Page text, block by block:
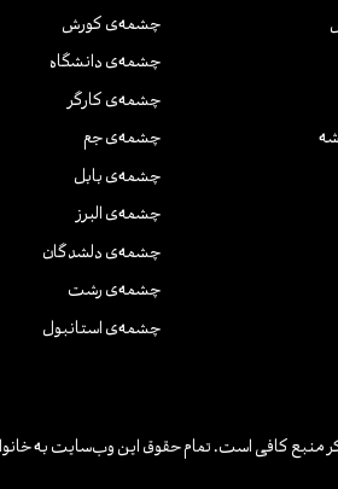
چشمه‌ی کورش
چشمه‌ی دانشگاه
چشمه‌ی کارگر
چشمه‌ی جم
چشمه‌ی بابل
چشمه‌ی البرز
چشمه‌ی دلشدگان
چشمه‌ی رشت
چشمه‌ی استانبول
منبع کافی است. تمام حقوق این وب‌سایت به